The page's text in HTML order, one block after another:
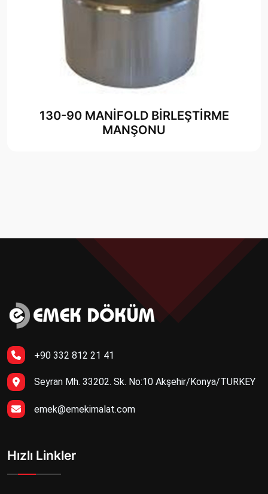
130-90 MANİFOLD BİRLEŞTİRME
MANŞONU
+90 332 812 21 41
Seyran Mh. 33202. Sk. No:10 Akşehir/Konya/TURKEY
emek@emekimalat.com
Hızlı Linkler